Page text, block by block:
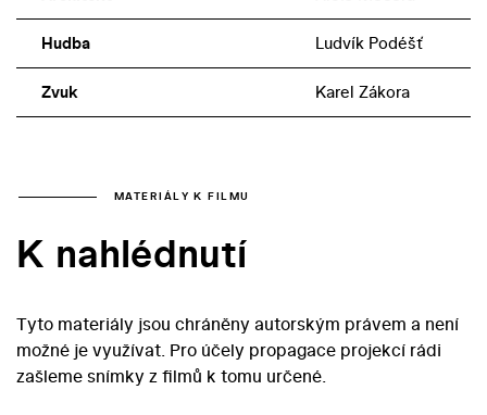
Hudba Ludvík Podéšť
Zvuk Karel Zákora
MATERIÁLY K FILMU
K nahlédnutí
Tyto materiály jsou chráněny autorským právem a není
možné je využívat. Pro účely propagace projekcí rádi
zašleme snímky z filmů k tomu určené.